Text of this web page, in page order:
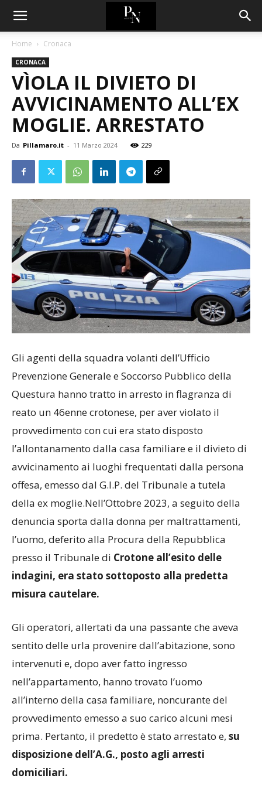
Home Cronaca
CRONACA
VÌOLA IL DIVIETO DI
AVVICINAMENTO ALL’EX
MOGLIE. ARRESTATO
Da Pillamaro.it - 11 Marzo 2024 229
Gli agenti della squadra volanti dell’Ufficio
Prevenzione Generale e Soccorso Pubblico della
Questura hanno tratto in arresto in flagranza di
reato un 46enne crotonese, per aver violato il
provvedimento con cui era stato disposto
l’allontanamento dalla casa familiare e il divieto di
avvicinamento ai luoghi frequentati dalla persona
offesa, emesso dal G.I.P. del Tribunale a tutela
della ex moglie.Nell’Ottobre 2023, a seguito della
denuncia sporta dalla donna per maltrattamenti,
l’uomo, deferito alla Procura della Repubblica
presso il Tribunale di Crotone all’esito delle
indagini, era stato sottoposto alla predetta
misura cautelare.
Gli operatori, allertati da una passante che aveva
sentito delle urla provenire dall’abitazione, sono
intervenuti e, dopo aver fatto ingresso
nell’appartamento, hanno trovato l’uomo
all’interno della casa familiare, noncurante del
provvedimento emesso a suo carico alcuni mesi
prima. Pertanto, il predetto è stato arrestato e, su
disposizione dell’A.G., posto agli arresti
domiciliari.